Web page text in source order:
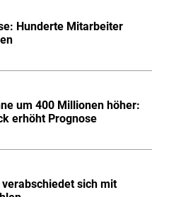
Hunderte Mitarbeiter
um 400 Millionen höher:
erhöht Prognose
verabschiedet sich mit